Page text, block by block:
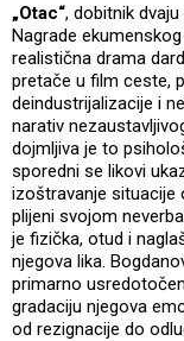
„Otac“, dobitnik
Nagrade
realistična drama
pretače u film ceste,
deindustrijalizacije i
narativ
dojmljiva je to
sporedni se likovi
izoštravanje situacije
plijeni svojom
je fizička, otud i
njegova lika.
primarno
gradaciju njegova
od rezignacije do